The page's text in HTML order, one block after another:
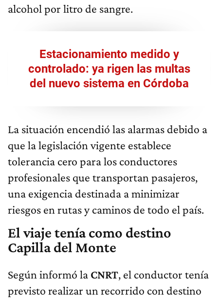
alcohol por litro de sangre.
Estacionamiento medido y
controlado: ya rigen las multas
del nuevo sistema en Córdoba
La situación encendió las alarmas debido a
que la legislación vigente establece
tolerancia cero para los conductores
profesionales que transportan pasajeros,
una exigencia destinada a minimizar
riesgos en rutas y caminos de todo el país.
El viaje tenía como destino
Capilla del Monte
Según informó la CNRT, el conductor tenía
previsto realizar un recorrido con destino